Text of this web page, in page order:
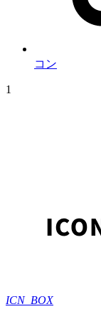
コン
1
ICN_BOX